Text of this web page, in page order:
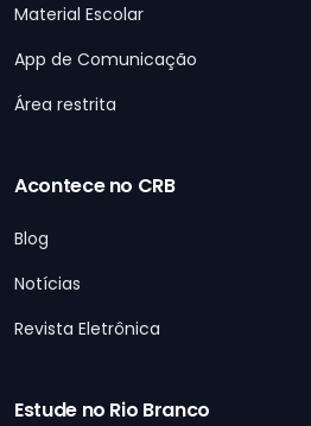
Material Escolar
App de Comunicação
Área restrita
Acontece no CRB
Blog
Notícias
Revista Eletrônica
Estude no Rio Branco